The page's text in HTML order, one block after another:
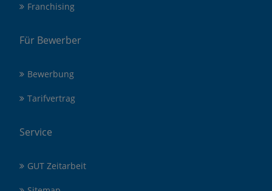
Franchising
Für Bewerber
Bewerbung
Tarifvertrag
Service
GUT Zeitarbeit